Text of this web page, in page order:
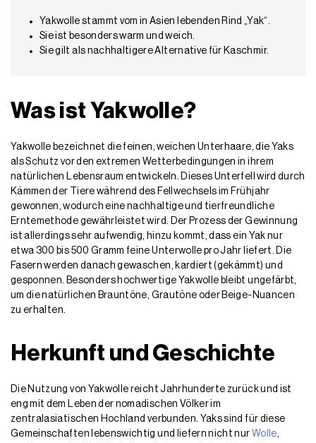
Yakwolle stammt vom in Asien lebenden Rind „Yak“.
Sie ist besonders warm und weich.
Sie gilt als nachhaltigere Alternative für Kaschmir.
Was ist Yakwolle?
Yakwolle bezeichnet die feinen, weichen Unterhaare, die Yaks
als Schutz vor den extremen Wetterbedingungen in ihrem
natürlichen Lebensraum entwickeln. Dieses Unterfell wird durch
Kämmen der Tiere während des Fellwechsels im Frühjahr
gewonnen, wodurch eine nachhaltige und tierfreundliche
Erntemethode gewährleistet wird. Der Prozess der Gewinnung
ist allerdings sehr aufwendig, hinzu kommt, dass ein Yak nur
etwa 300 bis 500 Gramm feine Unterwolle pro Jahr liefert. Die
Fasern werden danach gewaschen, kardiert (gekämmt) und
gesponnen. Besonders hochwertige Yakwolle bleibt ungefärbt,
um die natürlichen Brauntöne, Grautöne oder Beige-Nuancen
zu erhalten.
Herkunft und Geschichte
Die Nutzung von Yakwolle reicht Jahrhunderte zurück und ist
eng mit dem Leben der nomadischen Völker im
zentralasiatischen Hochland verbunden. Yaks sind für diese
Gemeinschaften lebenswichtig und liefern nicht nur Wolle,